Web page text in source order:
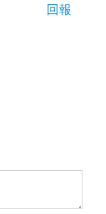
回報